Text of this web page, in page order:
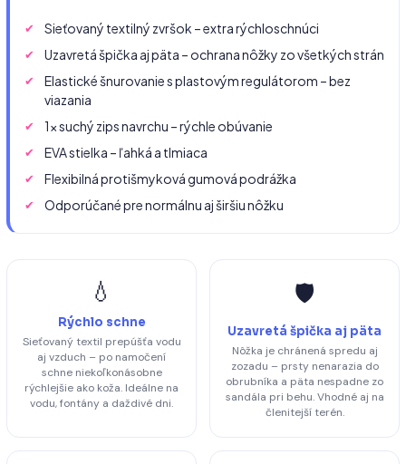
Sieťovaný textilný zvršok – extra rýchloschnúci
Uzavretá špička aj päta – ochrana nôžky zo všetkých strán
Elastické šnurovanie s plastovým regulátorom – bez
viazania
1× suchý zips navrchu – rýchle obúvanie
EVA stielka – ľahká a tlmiaca
Flexibilná protišmyková gumová podrážka
Odporúčané pre normálnu aj širšiu nôžku
💧
Rýchlo schne
Sieťovaný textil prepúšťa vodu
aj vzduch – po namočení
schne niekoľkonásobne
rýchlejšie ako koža. Ideálne na
vodu, fontány a daždivé dni.
🛡️
Uzavretá špička aj päta
Nôžka je chránená spredu aj
zozadu – prsty nenarazia do
obrubníka a päta nespadne zo
sandála pri behu. Vhodné aj na
členitejší terén.